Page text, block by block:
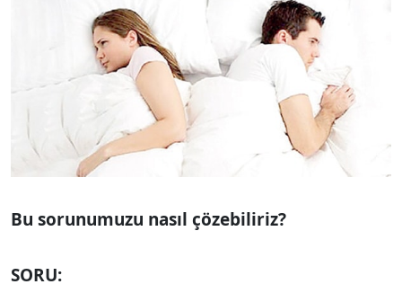
Bu sorunumuzu nasıl çözebiliriz?
SORU: